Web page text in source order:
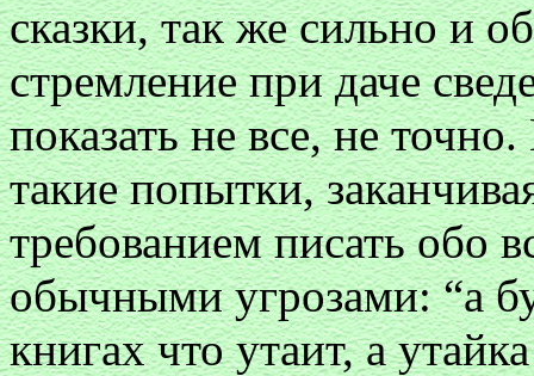
сказки, так же сильно и
стремление при даче
показать не все, не
такие попытки,
требованием писать обо
обычными угрозами: “а
книгах что утаит, а